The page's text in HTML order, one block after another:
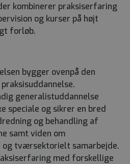
kombinerer praksiserfaring
og kurser på højt
forløb.
bygger ovenpå den
generalistuddannelse
speciale og sikrer en bred
og behandling af
samt viden om
tværsektorielt samarbejde.
med forskellige